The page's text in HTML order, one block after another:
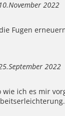
2022
Fugen
2022
wie ich es mir